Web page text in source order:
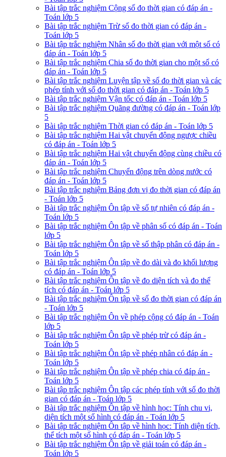
Bài tập trắc nghiệm Cộng số đo thời gian có đáp án -
Toán lớp 5
Bài tập trắc nghiệm Trừ số đo thời gian có đáp án -
Toán lớp 5
Bài tập trắc nghiệm Nhân số đo thời gian với một số có
đáp án - Toán lớp 5
Bài tập trắc nghiệm Chia số đo thời gian cho một số có
đáp án - Toán lớp 5
Bài tập trắc nghiệm Luyện tập về số đo thời gian và các
phép tính với số đo thời gian có đáp án - Toán lớp 5
Bài tập trắc nghiệm Vận tốc có đáp án - Toán lớp 5
Bài tập trắc nghiệm Quãng đường có đáp án - Toán lớp
5
Bài tập trắc nghiệm Thời gian có đáp án - Toán lớp 5
Bài tập trắc nghiệm Hai vật chuyển động ngược chiều
có đáp án - Toán lớp 5
Bài tập trắc nghiệm Hai vật chuyển động cùng chiều có
đáp án - Toán lớp 5
Bài tập trắc nghiệm Chuyển động trên dòng nước có
đáp án - Toán lớp 5
Bài tập trắc nghiệm Bảng đơn vị đo thời gian có đáp án
- Toán lớp 5
Bài tập trắc nghiệm Ôn tập về số tự nhiên có đáp án -
Toán lớp 5
Bài tập trắc nghiệm Ôn tập về phân số có đáp án - Toán
lớp 5
Bài tập trắc nghiệm Ôn tập về số thập phân có đáp án -
Toán lớp 5
Bài tập trắc nghiệm Ôn tập về đo dài và đo khối lượng
có đáp án - Toán lớp 5
Bài tập trắc nghiệm Ôn tập về đo diện tích và đo thể
tích có đáp án - Toán lớp 5
Bài tập trắc nghiệm Ôn tập về số đo thời gian có đáp án
- Toán lớp 5
Bài tập trắc nghiệm Ôn về phép cộng có đáp án - Toán
lớp 5
Bài tập trắc nghiệm Ôn tập về phép trừ có đáp án -
Toán lớp 5
Bài tập trắc nghiệm Ôn tập về phép nhân có đáp án -
Toán lớp 5
Bài tập trắc nghiệm Ôn tập về phép chia có đáp án -
Toán lớp 5
Bài tập trắc nghiệm Ôn tập các phép tính với số đo thời
gian có đáp án - Toán lớp 5
Bài tập trắc nghiệm Ôn tập về hình học: Tính chu vi,
diện tích một số hình có đáp án - Toán lớp 5
Bài tập trắc nghiệm Ôn tập về hình học: Tính diện tích,
thể tích một số hình có đáp án - Toán lớp 5
Bài tập trắc nghiệm Ôn tập về giải toán có đáp án -
Toán lớp 5